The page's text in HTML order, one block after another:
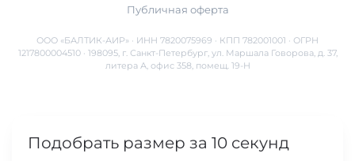
Публичная оферта
ООО «БАЛТИК-АИР» · ИНН 7820075969 · КПП 782001001 · ОГРН
1217800004510 · 198095, г. Санкт-Петербург, ул. Маршала Говорова, д. 37,
литера А, офис 358, помещ. 19-Н
Подобрать размер за 10 секунд